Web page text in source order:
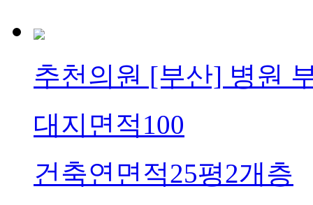
추천의원 [부산] 병원
대지면적 100
건축연면적25평2개층